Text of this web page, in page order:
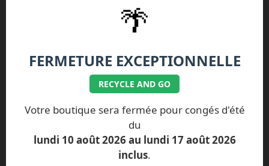
Samsung Galaxy S7
Samsung Galaxy S6 Active
Samsung Galaxy S6 Edge+
Samsung Galaxy S6 Edge
Samsung Galaxy S6
Samsung Galaxy S5 Neo
Samsung Galaxy S5 Active
🌴
FERMETURE EXCEPTIONNELLE
RECYCLE AND GO
Votre boutique sera fermée pour congés d'été
du
lundi 10 août 2026 au lundi 17 août 2026
inclus.